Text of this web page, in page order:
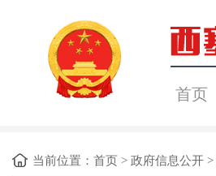
首页
当前位置： 首页 > 政府信息公开 >